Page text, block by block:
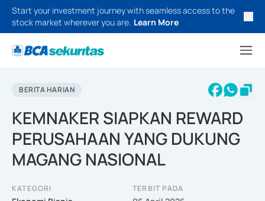
Start your investment journey with seamless access to the
stock market wherever you are. Learn More
BERITA HARIAN
KEMNAKER SIAPKAN REWARD
PERUSAHAAN YANG DUKUNG
MAGANG NASIONAL
KATEGORI TERBIT PADA